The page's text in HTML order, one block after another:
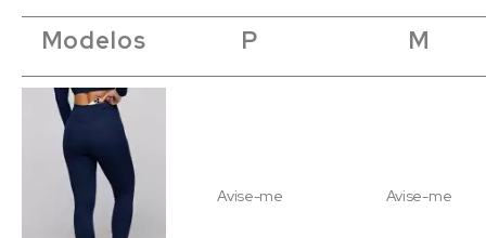
Modelos P M
Avise-me Avise-me
Modelos
Modelos
Modelos P M